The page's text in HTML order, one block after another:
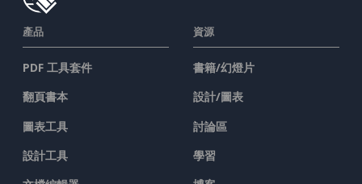
產品
PDF 工具套件
翻頁書本
圖表工具
設計工具
資源
書籍/幻燈片
設計/圖表
討論區
學習